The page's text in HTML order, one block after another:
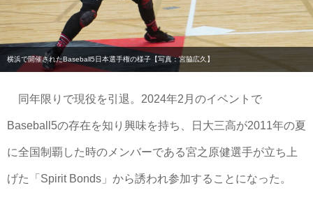
横浜で開催されたBaseball5日本選手権の様子【写真：宮脇広久】
同年限りで現役を引退。2024年2月のイベントで
Baseball5の存在を知り興味を持ち、日大三高が2011年の夏
に全国制覇した時のメンバーである宮之原健選手が立ち上
げた「Spirit Bonds」から誘われ参加することになった。